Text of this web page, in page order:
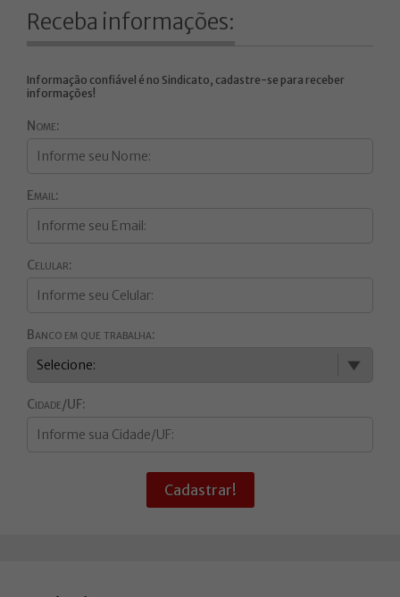
Receba informações:
Informação confiável é no Sindicato, cadastre-se para receber
informações!
Nome:
Email:
Celular:
Banco em que trabalha:
Cidade/UF:
Cadastrar!